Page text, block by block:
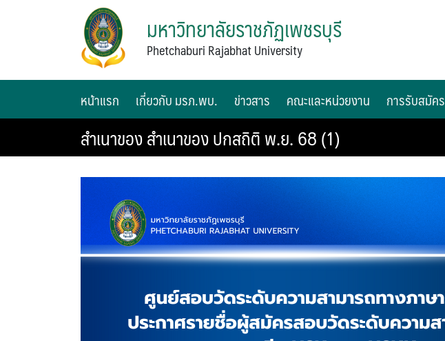
มหาวิทยาลัยราชภัฏเพชรบุรี
Phetchaburi Rajabhat University
หน้าแรก เกี่ยวกับ มรภ.พบ. ข่าวสาร คณะและหน่วยงาน การรับสมัคร
สำเนาของ สำเนาของ ปกสถิติ พ.ย. 68 (1)